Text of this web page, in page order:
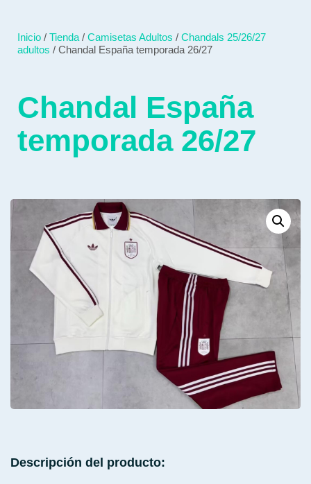
Inicio / Tienda / Camisetas Adultos / Chandals 25/26/27
adultos / Chandal España temporada 26/27
Chandal España
temporada 26/27
Descripción del producto: